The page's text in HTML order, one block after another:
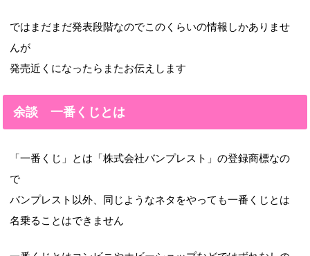
ではまだまだ発表段階なのでこのくらいの情報しかありませ
んが
発売近くになったらまたお伝えします
余談 一番くじとは
「一番くじ」とは「株式会社バンプレスト」の登録商標なの
で
バンプレスト以外、同じようなネタをやっても一番くじとは
名乗ることはできません